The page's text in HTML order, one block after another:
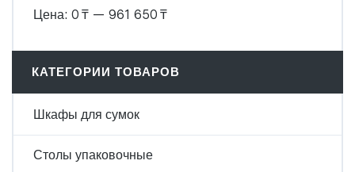
Цена: 0 ₸ — 961 650 ₸
КАТЕГОРИИ ТОВАРОВ
Шкафы для сумок
Столы упаковочные